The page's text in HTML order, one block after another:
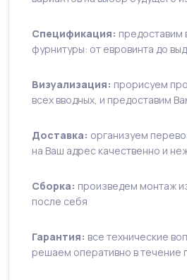
Спецификация: предоставим
фурнитуры: от евровинта до
Визуализация: прорисуем
всех вводных, и предоставим
Доставка: организуем
на Ваш адрес качественно и
Сборка: произведем монтаж
после себя
Гарантия: все технические
решаем оперативно в течение